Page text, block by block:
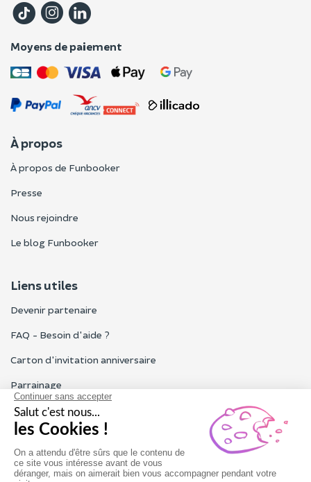
Moyens de paiement
À propos
À propos de Funbooker
Presse
Nous rejoindre
Le blog Funbooker
Liens utiles
Devenir partenaire
FAQ - Besoin d'aide ?
Carton d'invitation anniversaire
Parrainage
Tous les avis Funbooker
Particuliers, entreprises, professionnels
Notre service client est ouvert du lundi au vendredi de 9h à 18h